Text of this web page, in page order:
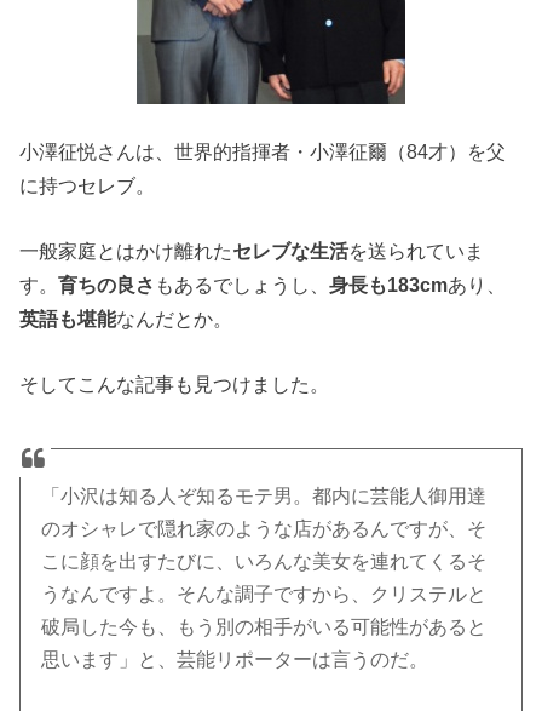
小澤征悦さんは、世界的指揮者・小澤征爾（84才）を父
に持つセレブ。
一般家庭とはかけ離れたセレブな生活を送られていま
す。育ちの良さ もあるでしょうし、身長も183cmあり、
英語も堪能なんだとか。
そしてこんな記事も見つけました。
「小沢は知る人ぞ知るモテ男。都内に芸能人御用達
のオシャレで隠れ家のような店があるんですが、そ
こに顔を出すたびに、いろんな美女を連れてくるそ
うなんですよ。そんな調子ですから、クリステルと
破局した今も、もう別の相手がいる可能性があると
思います」と、芸能リポーターは言うのだ。